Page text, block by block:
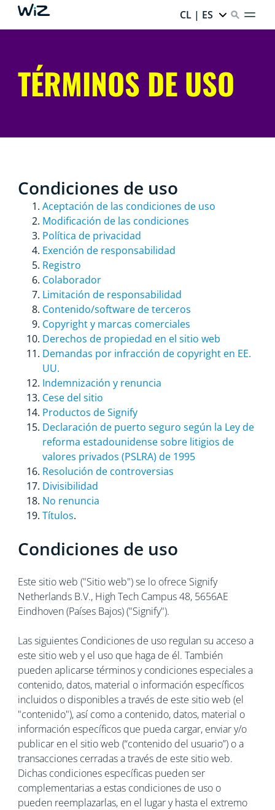
CL | ES
TÉRMINOS DE USO
Condiciones de uso
Aceptación de las condiciones de uso
Modificación de las condiciones
Política de privacidad
Exención de responsabilidad
Registro
Colaborador
Limitación de responsabilidad
Contenido/software de terceros
Copyright y marcas comerciales
Derechos de propiedad en el sitio web
Demandas por infracción de copyright en EE.
UU.
Indemnización y renuncia
Cese del sitio
Productos de Signify
Declaración de puerto seguro según la Ley de
reforma estadounidense sobre litigios de
valores privados (PSLRA) de 1995
Resolución de controversias
Divisibilidad
No renuncia
Títulos.
Condiciones de uso
Este sitio web ("Sitio web") se lo ofrece Signify
Netherlands B.V., High Tech Campus 48, 5656AE
Eindhoven (Países Bajos) ("Signify").
Las siguientes Condiciones de uso regulan su acceso a
este sitio web y el uso que haga de él. También
pueden aplicarse términos y condiciones especiales a
contenido, datos, material o información específicos
incluidos o disponibles a través de este sitio web (el
"contenido"), así como a contenido, datos, material o
información específicos que pueda cargar, enviar y/o
publicar en el sitio web (“contenido del usuario”) o a
transacciones cerradas a través de este sitio web.
Dichas condiciones específicas pueden ser
complementarias a estas condiciones de uso o
pueden reemplazarlas, en el lugar y hasta el extremo